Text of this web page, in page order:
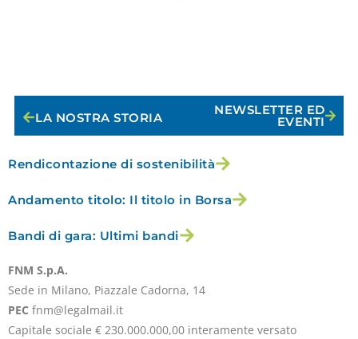
LA NOSTRA STORIA NEWSLETTER ED
EVENTI
Rendicontazione di sostenibilità
Andamento titolo: Il titolo in Borsa
Bandi di gara: Ultimi bandi
FNM S.p.A.
Sede in Milano, Piazzale Cadorna, 14
PEC fnm@legalmail.it
Capitale sociale € 230.000.000,00 interamente versato